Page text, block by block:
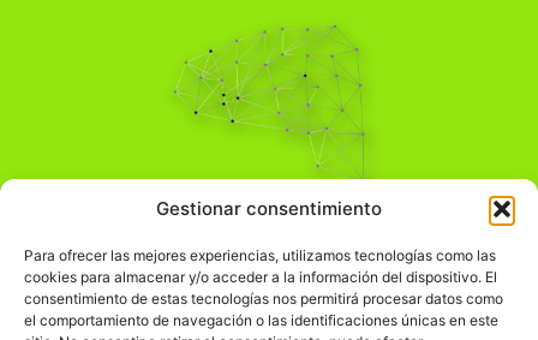
Gestionar consentimiento
Para ofrecer las mejores experiencias, utilizamos tecnologías como las
cookies para almacenar y/o acceder a la información del dispositivo. El
consentimiento de estas tecnologías nos permitirá procesar datos como
el comportamiento de navegación o las identificaciones únicas en este
Pensamiento Crítico
Comprender el mundo para transformarlo.